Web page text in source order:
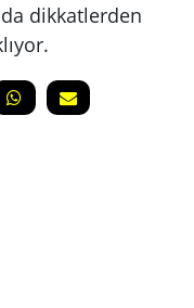
dikkatlerden